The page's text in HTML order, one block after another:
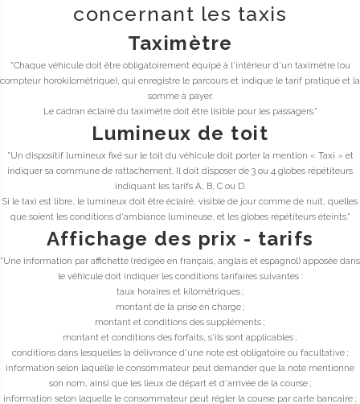
concernant les taxis
Taximètre
"Chaque véhicule doit être obligatoirement équipé à l'intérieur d'un taximètre (ou
compteur horokilométrique), qui enregistre le parcours et indique le tarif pratiqué et la
somme à payer.
Le cadran éclairé du taximètre doit être lisible pour les passagers."
Lumineux de toit
"Un dispositif lumineux fixé sur le toit du véhicule doit porter la mention « Taxi » et
indiquer sa commune de rattachement. Il doit disposer de 3 ou 4 globes répétiteurs
indiquant les tarifs A, B, C ou D.
Si le taxi est libre, le lumineux doit être éclairé, visible de jour comme de nuit, quelles
que soient les conditions d'ambiance lumineuse, et les globes répétiteurs éteints."
Affichage des prix - tarifs
"Une information par affichette (rédigée en français, anglais et espagnol) apposée dans
le véhicule doit indiquer les conditions tarifaires suivantes :
taux horaires et kilométriques ;
montant de la prise en charge ;
montant et conditions des suppléments ;
montant et conditions des forfaits, s'ils sont applicables ;
conditions dans lesquelles la délivrance d'une note est obligatoire ou facultative ;
information selon laquelle le consommateur peut demander que la note mentionne
son nom, ainsi que les lieux de départ et d'arrivée de la course ;
information selon laquelle le consommateur peut régler la course par carte bancaire ;